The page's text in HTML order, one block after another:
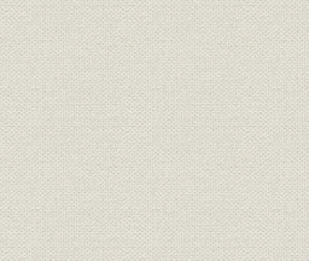
関連会社の業績 参考 販売2社の
業績
1983年(昭
関連会社の業績 (3)研究所
(4)YCC (5)土地建物 (6)エコー商